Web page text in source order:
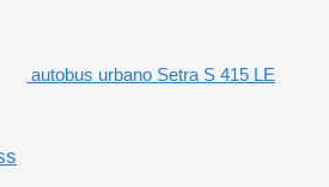
autobus urbano Setra S 415 LE